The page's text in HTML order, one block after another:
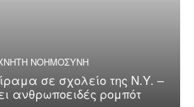
ΝΟΗΜΟΣΥΝΗ
σε σχολείο της Ν.Υ. –
ανθρωποειδές ρομπότ